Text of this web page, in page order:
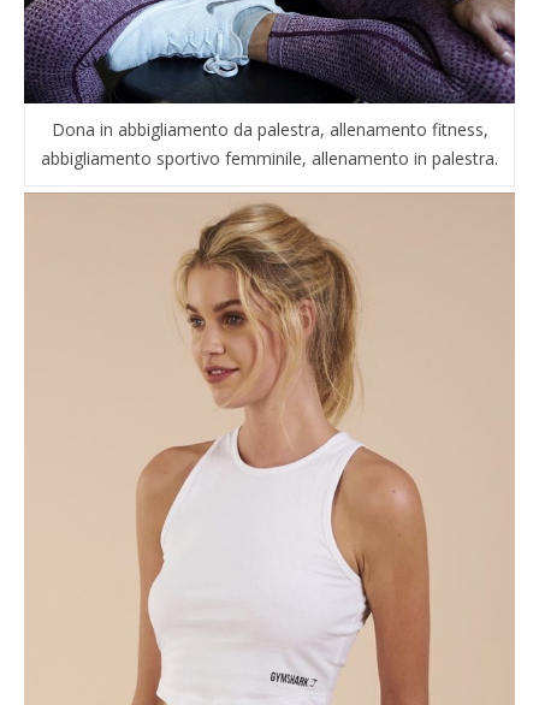
Dona in abbigliamento da palestra, allenamento fitness,
abbigliamento sportivo femminile, allenamento in palestra.